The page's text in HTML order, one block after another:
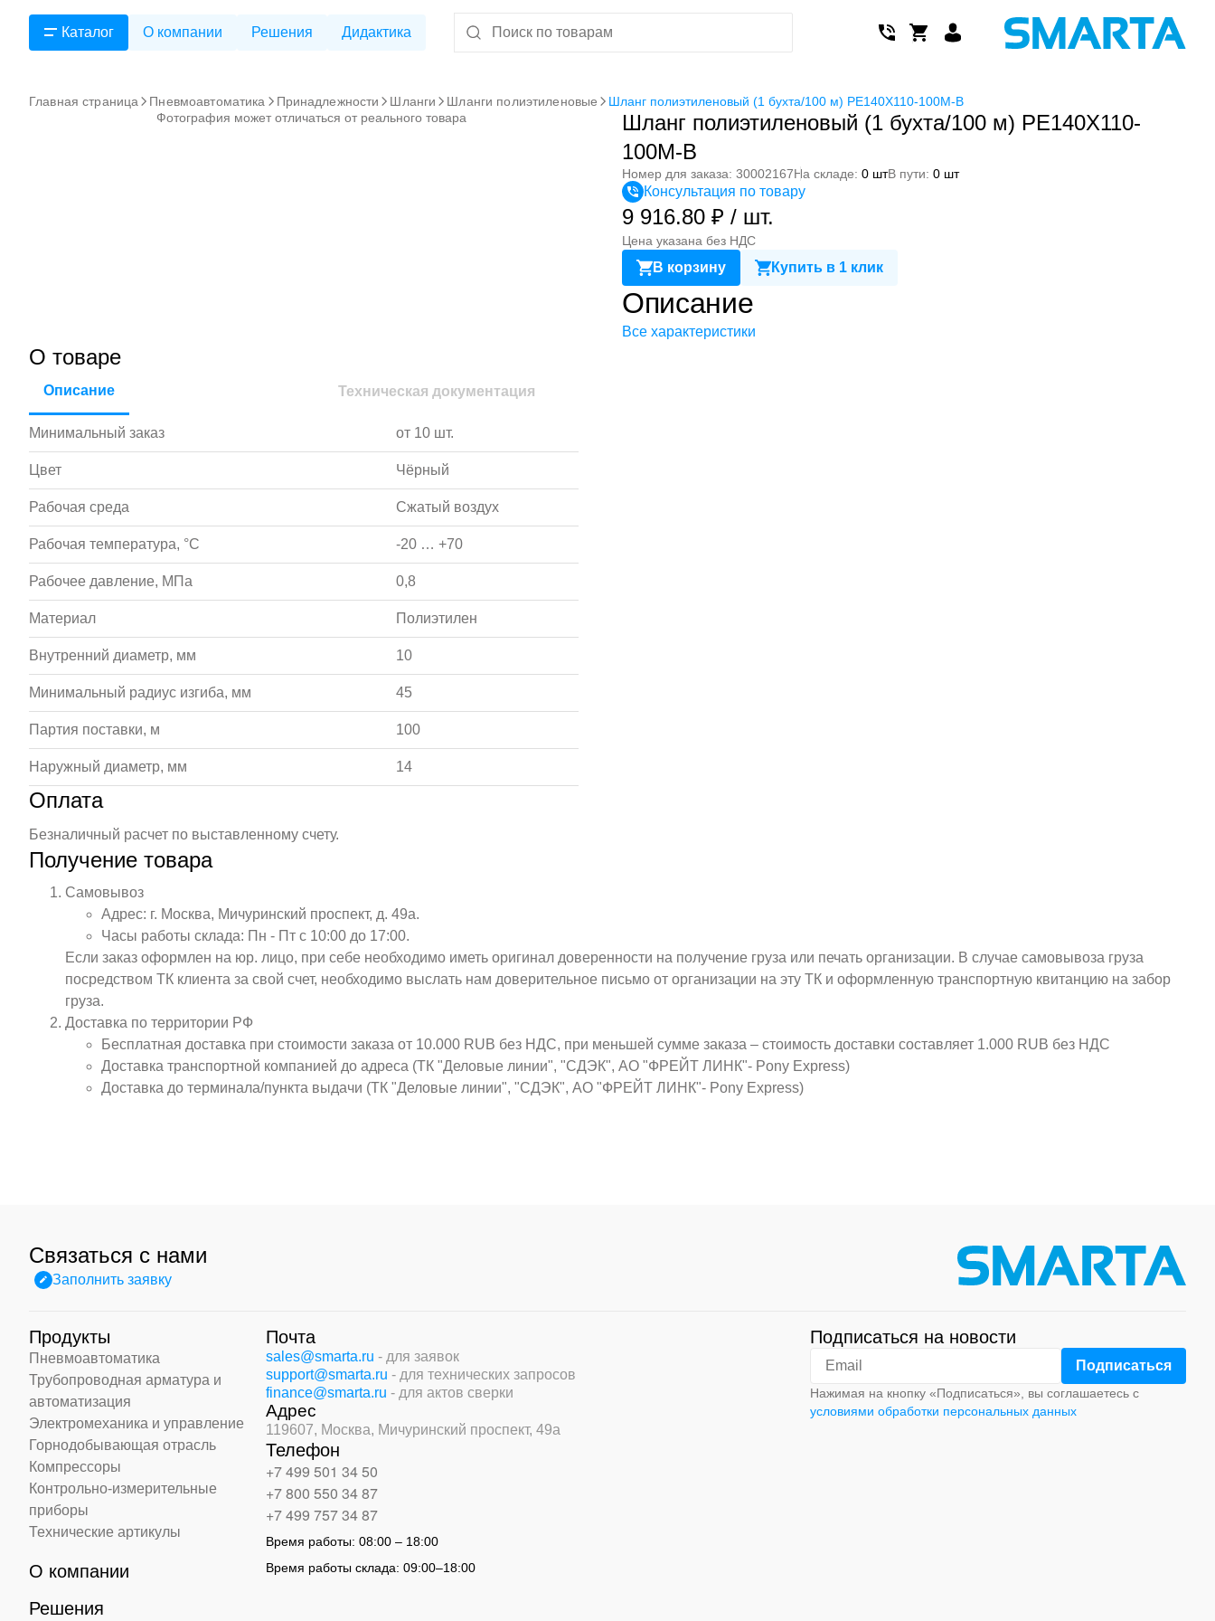
Каталог О компании Решения Дидактика
Главная страница Пневмоавтоматика Принадлежности Шланги Шланги полиэтиленовые
Шланг полиэтиленовый (1 бухта/100 м) PE140X110-100M-B
Фотография может отличаться от реального товара
Шланг полиэтиленовый (1 бухта/100 м) PE140X110-
100M-B
Номер для заказа: 30002167На складе: 0 штВ пути: 0 шт
Консультация по товару
9 916.80 ₽ / шт.
Цена указана без НДС
В корзину Купить в 1 клик
Описание
Все характеристики
О товаре
Описание Техническая документация
Минимальный заказ от 10 шт.
Цвет Чёрный
Рабочая среда Сжатый воздух
Рабочая температура, °С -20 … +70
Рабочее давление, МПа 0,8
Материал Полиэтилен
Внутренний диаметр, мм 10
Минимальный радиус изгиба, мм 45
Партия поставки, м 100
Наружный диаметр, мм 14
Оплата
Безналичный расчет по выставленному счету.
Получение товара
Самовывоз
Адрес: г. Москва, Мичуринский проспект, д. 49а.
Часы работы склада: Пн - Пт с 10:00 до 17:00.
Если заказ оформлен на юр. лицо, при себе необходимо иметь оригинал доверенности на получение груза или печать организации. В случае самовывоза груза
посредством ТК клиента за свой счет, необходимо выслать нам доверительное письмо от организации на эту ТК и оформленную транспортную квитанцию на забор
груза.
Доставка по территории РФ
Бесплатная доставка при стоимости заказа от 10.000 RUB без НДС, при меньшей сумме заказа – стоимость доставки составляет 1.000 RUB без НДС
Доставка транспортной компанией до адреса (ТК "Деловые линии", "СДЭК", АО "ФРЕЙТ ЛИНК"- Pony Express)
Доставка до терминала/пункта выдачи (ТК "Деловые линии", "СДЭК", АО "ФРЕЙТ ЛИНК"- Pony Express)
Связаться с нами
Заполнить заявку
Продукты
Пневмоавтоматика
Трубопроводная арматура и
автоматизация
Электромеханика и управление
Горнодобывающая отрасль
Компрессоры
Контрольно-измерительные
приборы
Технические артикулы
О компании
Решения
Почта
sales@smarta.ru - для заявок
support@smarta.ru - для технических запросов
finance@smarta.ru - для актов сверки
Адрес
119607, Москва, Мичуринский проспект, 49а
Телефон
+7 499 501 34 50
+7 800 550 34 87
+7 499 757 34 87
Время работы:08:00 – 18:00
Время работы склада:09:00–18:00
Подписаться на новости
Нажимая на кнопку «Подписаться», вы соглашаетесь с
условиями обработки персональных данных